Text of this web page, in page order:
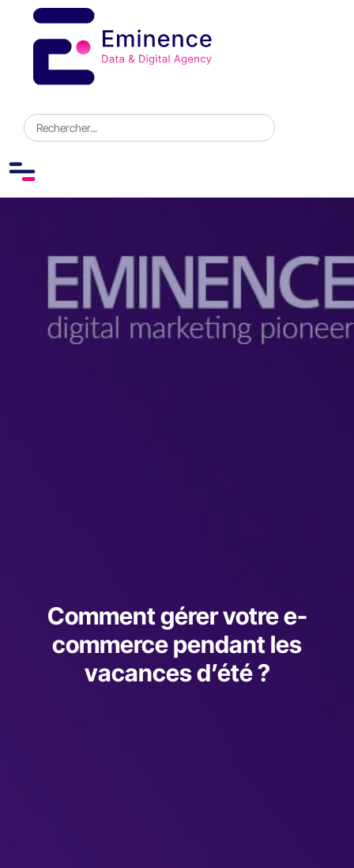
Comment gérer votre e-
commerce pendant les
vacances d’été ?